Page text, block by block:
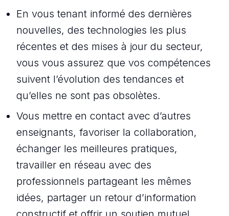
En vous tenant informé des dernières
nouvelles, des technologies les plus
récentes et des mises à jour du secteur,
vous vous assurez que vos compétences
suivent l’évolution des tendances et
qu’elles ne sont pas obsolètes.
Vous mettre en contact avec d’autres
enseignants, favoriser la collaboration,
échanger les meilleures pratiques,
travailler en réseau avec des
professionnels partageant les mêmes
idées, partager un retour d’information